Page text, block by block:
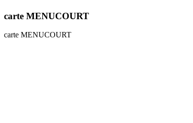
communes
carte MENUCOURT
carte MENUCOURT